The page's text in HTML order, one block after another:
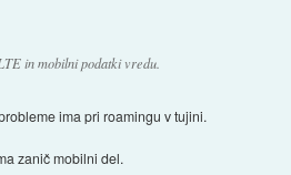
in mobilni podatki vredu.
ima pri roamingu v tujini.
zanič mobilni del.